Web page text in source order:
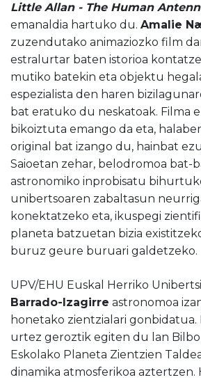
Little Allan - The Human
emanaldia hartuko du. Amalie
zuzendutako animaziozko film
estralurtar baten istorioa
mutiko batekin eta objektu
espezialista den haren
bat eratuko du neskatoak. Filma
bikoiztuta emango da eta,
original bat izango du, hainbat
Saioetan zehar, belodromoa bat-
astronomiko inprobisatu
unibertsoaren zabaltasun
konektatzeko eta, ikuspegi
planeta batzuetan bizia
buruz geure buruari galdetzeko.
UPV/EHU Euskal Herriko
Barrado-Izagirre astronomoa
honetako zientzialari gonbidatua.
urtez geroztik egiten du lan
Eskolako Planeta Zientzien
dinamika atmosferikoa aztertzen.